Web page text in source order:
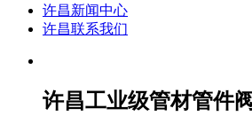
许昌新闻中心
许昌联系我们
许昌工业级管材管件